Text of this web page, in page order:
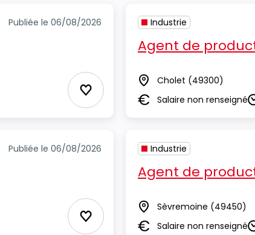
Publiée le 06/08/2026
Ajouter aux Favoris
Industrie
Agent de
Lieu Cholet (49300)
SalaireSalaire non renseigné
Publiée le 06/08/2026
Ajouter aux Favoris
Industrie
Agent de
Lieu Sèvremoine (49450)
SalaireSalaire non renseigné